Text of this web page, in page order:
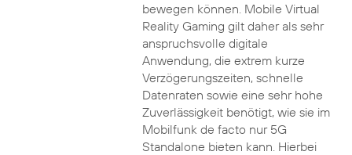
bewegen können. Mobile Virtual
Reality Gaming gilt daher als sehr
anspruchsvolle digitale
Anwendung, die extrem kurze
Verzögerungszeiten, schnelle
Datenraten sowie eine sehr hohe
Zuverlässigkeit benötigt, wie sie im
Mobilfunk de facto nur 5G
Standalone bieten kann. Hierbei